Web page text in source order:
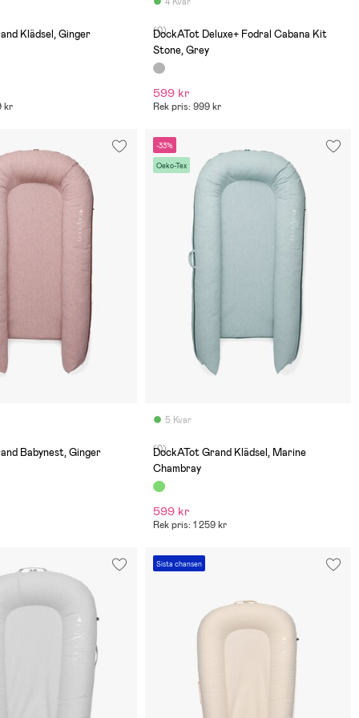
Klädsel, Ginger
kr
(0)
DockATot Deluxe+ Fodral Cabana Kit
Stone, Grey
599 kr
Rek pris: 999 kr
Babynest, Ginger
-33%
Oeko-Tex
5 Kvar
(0)
DockATot Grand Klädsel, Marine
Chambray
599 kr
Rek pris: 1 259 kr
Sista chansen